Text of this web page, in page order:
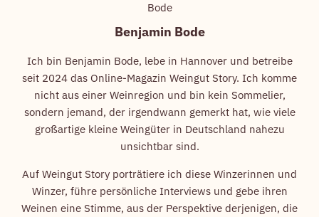
Benjamin Bode
Ich bin Benjamin Bode, lebe in Hannover und betreibe
seit 2024 das Online-Magazin Weingut Story. Ich komme
nicht aus einer Weinregion und bin kein Sommelier,
sondern jemand, der irgendwann gemerkt hat, wie viele
großartige kleine Weingüter in Deutschland nahezu
unsichtbar sind.
Auf Weingut Story porträtiere ich diese Winzerinnen und
Winzer, führe persönliche Interviews und gebe ihren
Weinen eine Stimme, aus der Perspektive derjenigen, die